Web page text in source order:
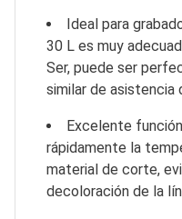
Ideal para
30 L es muy
Ser, puede ser
similar de asistencia
Excelente
rápidamente la
material de corte,
decoloración de la